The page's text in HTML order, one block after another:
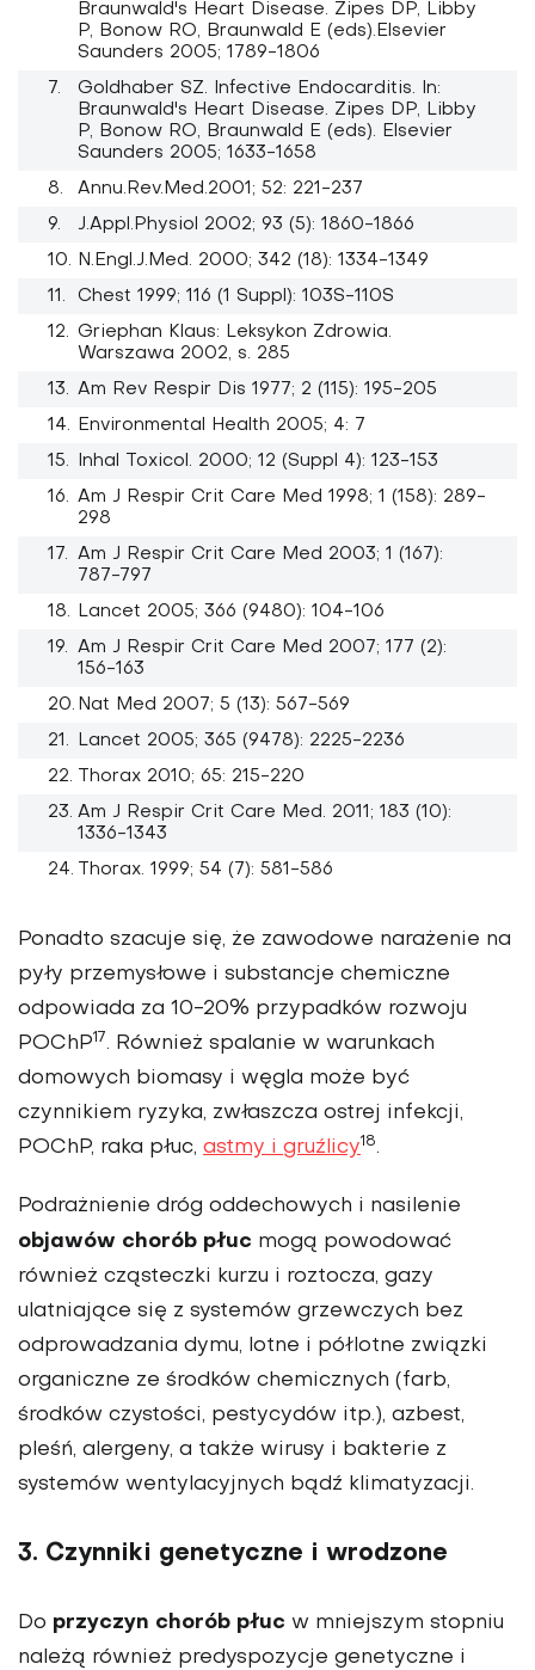
Braunwald's Heart Disease. Zipes DP, Libby
P, Bonow RO, Braunwald E (eds).Elsevier
Saunders 2005; 1789-1806
Goldhaber SZ. Infective Endocarditis. In:
Braunwald's Heart Disease. Zipes DP, Libby
P, Bonow RO, Braunwald E (eds). Elsevier
Saunders 2005; 1633-1658
Annu.Rev.Med.2001; 52: 221-237
J.Appl.Physiol 2002; 93 (5): 1860-1866
N.Engl.J.Med. 2000; 342 (18): 1334-1349
Chest 1999; 116 (1 Suppl): 103S-110S
Griephan Klaus: Leksykon Zdrowia.
Warszawa 2002, s. 285
Am Rev Respir Dis 1977; 2 (115): 195-205
Environmental Health 2005; 4: 7
Inhal Toxicol. 2000; 12 (Suppl 4): 123-153
Am J Respir Crit Care Med 1998; 1 (158): 289-
298
Am J Respir Crit Care Med 2003; 1 (167):
787-797
Lancet 2005; 366 (9480): 104-106
Am J Respir Crit Care Med 2007; 177 (2):
156-163
Nat Med 2007; 5 (13): 567-569
Lancet 2005; 365 (9478): 2225-2236
Thorax 2010; 65: 215-220
Am J Respir Crit Care Med. 2011; 183 (10):
1336-1343
Thorax. 1999; 54 (7): 581-586
Ponadto szacuje się, że zawodowe narażenie na
pyły przemysłowe i substancje chemiczne
odpowiada za 10-20% przypadków rozwoju
POChP17. Również spalanie w warunkach
domowych biomasy i węgla może być
czynnikiem ryzyka, zwłaszcza ostrej infekcji,
POChP, raka płuc, astmy i gruźlicy18.
Podrażnienie dróg oddechowych i nasilenie
objawów chorób płuc mogą powodować
również cząsteczki kurzu i roztocza, gazy
ulatniające się z systemów grzewczych bez
odprowadzania dymu, lotne i półlotne związki
organiczne ze środków chemicznych (farb,
środków czystości, pestycydów itp.), azbest,
pleśń, alergeny, a także wirusy i bakterie z
systemów wentylacyjnych bądź klimatyzacji.
3. Czynniki genetyczne i wrodzone
Do przyczyn chorób płuc w mniejszym stopniu
należą również predyspozycje genetyczne i